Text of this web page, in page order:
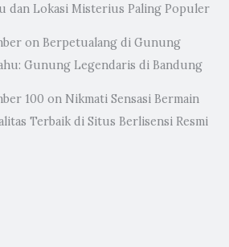
dan Lokasi Misterius Paling Populer
on Berpetualang di Gunung
Gunung Legendaris di Bandung
100 on Nikmati Sensasi Bermain
Terbaik di Situs Berlisensi Resmi